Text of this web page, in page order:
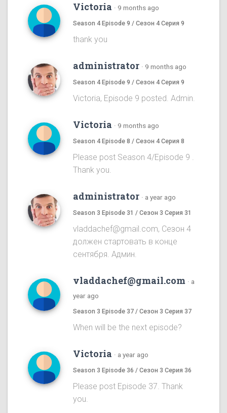
Victoria · 9 months ago
Season 4 Episode 9 / Сезон 4 Серия 9
thank you
administrator · 9 months ago
Season 4 Episode 9 / Сезон 4 Серия 9
Victoria, Episode 9 posted. Admin.
Victoria · 9 months ago
Season 4 Episode 8 / Сезон 4 Серия 8
Please post Season 4/Episode 9 .
Thank you.
administrator · a year ago
Season 3 Episode 31 / Сезон 3 Серия 31
vladdachef@gmail.com, Сезон 4
должен стартовать в конце
сентября. Админ.
vladdachef@gmail.com · a
year ago
Season 3 Episode 37 / Сезон 3 Серия 37
When will be the next episode?
Victoria · a year ago
Season 3 Episode 36 / Сезон 3 Серия 36
Please post Episode 37. Thank
you.